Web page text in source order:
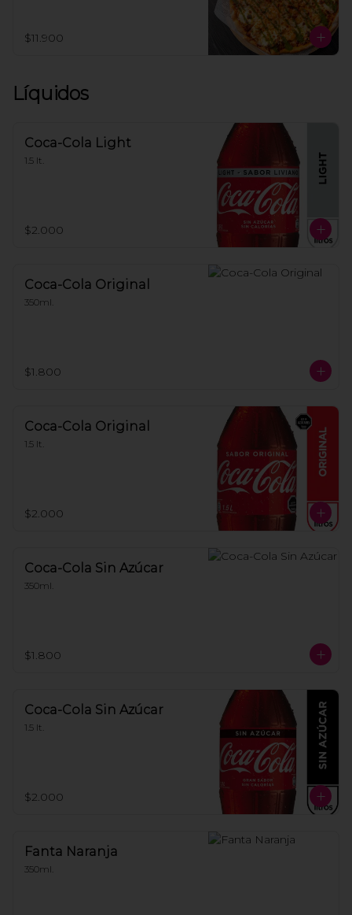
$11.900
Líquidos
Coca-Cola Light
1.5 lt.
$2.000
Coca-Cola Original
350ml.
$1.800
Coca-Cola Original
1.5 lt.
$2.000
Coca-Cola Sin Azúcar
350ml.
$1.800
Coca-Cola Sin Azúcar
1.5 lt.
$2.000
Fanta Naranja
350ml.